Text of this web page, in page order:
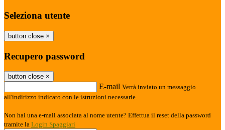
Seleziona utente
button close ×
Recupero password
button close ×
E-mail Verrà inviato un messaggio
all'indirizzo indicato con le istruzioni necessarie.
Non hai una e-mail associata al nome utente? Effettua il reset della password
tramite la Login Spaggiari